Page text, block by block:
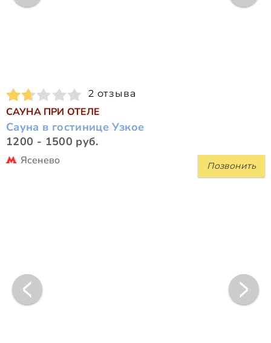
2 отзыва
САУНА ПРИ ОТЕЛЕ
Сауна в гостинице Узкое
1200 - 1500 руб.
Позвонить
Ясенево